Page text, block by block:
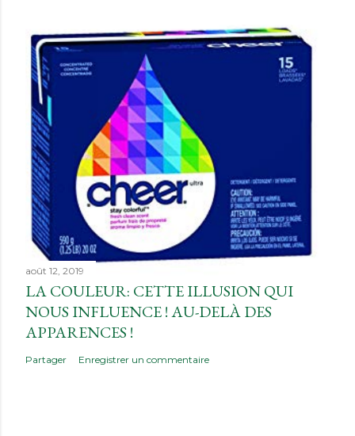
août 12, 2019
LA COULEUR: CETTE ILLUSION QUI
NOUS INFLUENCE ! AU-DELÀ DES
APPARENCES !
Partager Enregistrer un commentaire